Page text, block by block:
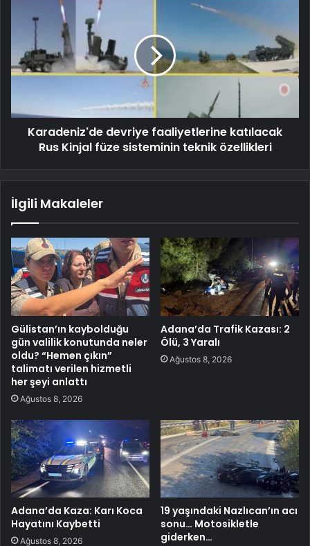
Karadeniz'de devriye faaliyetlerine katılacak
Rus Kinjal füze sisteminin teknik özellikleri
İlgili Makaleler
Gülistan’ın kaybolduğu
gün valilik konutunda neler
oldu? “Hemen çıkın”
talimatı verilen hizmetli
her şeyi anlattı
Ağustos 8, 2026
Adana’da Trafik Kazası: 2
Ölü, 3 Yaralı
Ağustos 8, 2026
Adana’da Kaza: Karı Koca
Hayatını Kaybetti
Ağustos 8, 2026
19 yaşındaki Nazlıcan’ın acı
sonu… Motosikletle
giderken…